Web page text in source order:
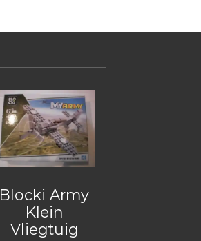
Blocki Army
Klein
Vliegtuig